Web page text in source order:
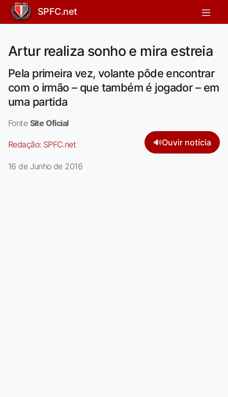
SPFC.net
Artur realiza sonho e mira estreia
Pela primeira vez, volante pôde encontrar
com o irmão – que também é jogador – em
uma partida
Fonte Site Oficial
Redação: SPFC.net 🔊Ouvir notícia
16 de Junho de 2016